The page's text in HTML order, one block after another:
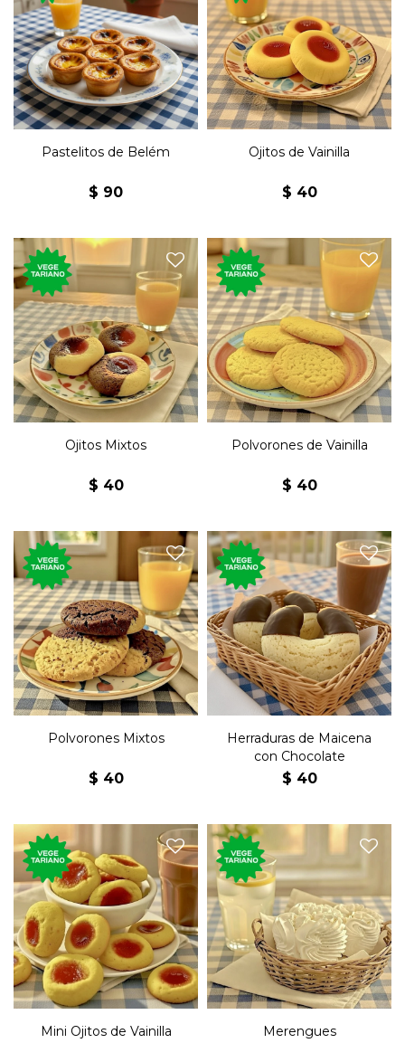
Postre clásico de la
gastronomía portuguesa
con masa de hojaldre y nata.
Pastelitos de Belém
$ 90
Los característicos bizcochos
secos de vainilla con jalea.
Ojitos de Vainilla
$ 40
Los característicos bizcochos
secos de chocolate y vainilla
con jalea.
Ojitos Mixtos
$ 40
Tradicionales bizcochos
secos de vanilla.
Polvorones de Vainilla
$ 40
Tradicionales bizcochos
secos de vanilla y chocolate.
Polvorones Mixtos
$ 40
Bocados dulces de maicena
con puntas bañadas
chocolate.
Herraduras de Maicena
con Chocolate
$ 40
110 gramos de los
tradicionales bizcochos secos
de vainilla con jalea.
Mini Ojitos de Vainilla
El tradicional dulce de
merengue cremoso de claras
de huevo y azúcar.
Merengues